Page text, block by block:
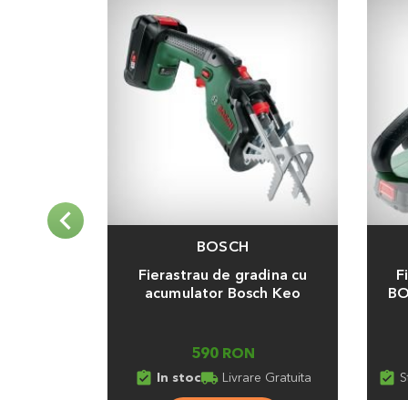
BOSCH
Fierastrau de gradina cu
acumulator Bosch Keo
590 RON
assignment_turned_in In stoclocal_shipping Livrare Gratuita assignment_turned_in